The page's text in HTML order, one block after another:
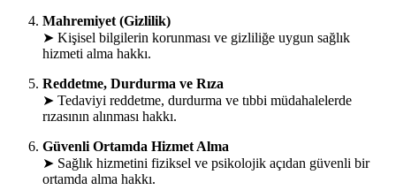
Mahremiyet (Gizlilik)
➤ Kişisel bilgilerin korunması ve gizliliğe uygun sağlık
hizmeti alma hakkı.
Reddetme, Durdurma ve Rıza
➤ Tedaviyi reddetme, durdurma ve tıbbi müdahalelerde
rızasının alınması hakkı.
Güvenli Ortamda Hizmet Alma
➤ Sağlık hizmetini fiziksel ve psikolojik açıdan güvenli bir
ortamda alma hakkı.